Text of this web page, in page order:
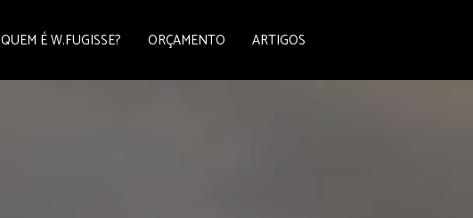
QUEM É W.FUGISSE? ORÇAMENTO ARTIGOS